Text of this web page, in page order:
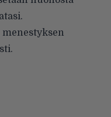
menestyksen